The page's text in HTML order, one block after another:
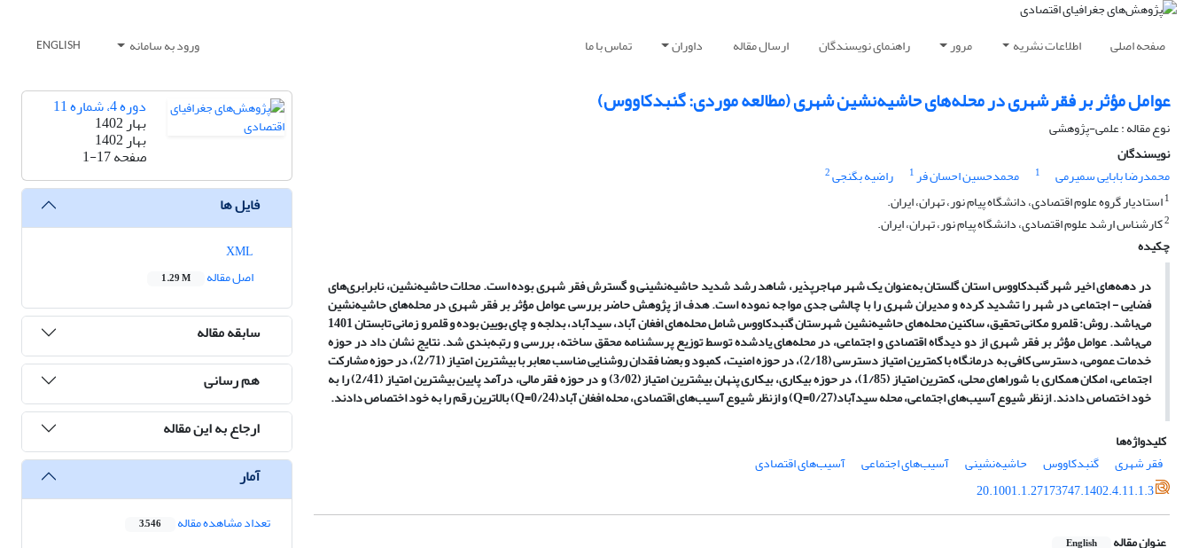
صفحه اصلی اطلاعات نشریه مرور راهنمای نویسندگان ارسال مقاله داوران تماس با ما ورود به سامانه ENGLISH
عوامل مؤثر بر فقر شهری در محله‌های حاشیه‌نشین شهری (مطالعه موردی: گنبدکاووس)
نوع مقاله : علمی-پژوهشی
نویسندگان
محمدرضا بابایی سمیرمی
1 محمدحسین احسان فر1 راضیه بگنجی2
1استادیار گروه علوم اقتصادی، دانشگاه پیام نور، تهران، ایران.
2کارشناس ارشد علوم اقتصادی، دانشگاه پیام نور، تهران، ایران.
چکیده
در دهه‌های اخیر شهر گنبدکاووس استان گلستان به‌عنوان یک شهر مهاجرپذیر، شاهد رشد شدید حاشیه‌نشینی و گسترش فقر شهری بوده است. محلات حاشیه‌نشین، نابرابری‌های
فضایی - اجتماعی در شهر را تشدید کرده و مدیران شهری را با چالشی جدی مواجه نموده است. هدف از پژوهش حاضر بررسی عوامل مؤثر بر فقر شهری در محله‌های حاشیه‌نشین
می‌باشد. روش: قلمرو مکانی تحقیق، ساکنین محله‌های حاشیه‌نشین شهرستان گنبدکاووس شامل محله‌های افغان آباد، سیدآباد، بدلجه و چای بویین بوده و قلمرو زمانی تابستان 1401
می‌باشد. عوامل مؤثر بر فقر شهری از دو دیدگاه اقتصادی و اجتماعی، در محله‌های یادشده توسط توزیع پرسشنامه محقق ساخته، بررسی و رتبه‌بندی شد. نتایج نشان داد در حوزه
خدمات عمومی، دسترسی کافی به درمانگاه با کمترین امتیاز دسترسی (2/18)، در حوزه امنیت، کمبود و بعضا فقدان روشنایی مناسب معابر با بیشترین امتیاز (2/71)، در حوزه مشارکت
اجتماعی، امکان همکاری با شوراهای محلی، کمترین امتیاز (1/85)، در حوزه بیکاری، بیکاری پنهان بیشترین امتیاز (3/02) و در حوزه فقر مالی، درآمد پایین بیشترین امتیاز (2/41) را به
خود اختصاص دادند. ازنظر شیوع آسیب‌های اجتماعی، محله سیدآباد(0/27=Q) و ازنظر شیوع آسیب‌های اقتصادی، محله افغان آباد(0/24=Q) بالاترین رقم را به خود اختصاص دادند.
کلیدواژه‌ها
فقر شهری
گنبدکاووس حاشیه‌نشینی آسیب‌های اجتماعی
آسیب‌های اقتصادی
20.1001.1.27173747.1402.4.11.1.3
عنوان مقاله English
دوره 4، شماره 11
بهار 1402
بهار 1402
صفحه1-17
فایل ها
اصل مقاله
1.29 M
سابقه مقاله
هم رسانی
ارجاع به این مقاله
آمار
تعداد مشاهده مقاله 3,546